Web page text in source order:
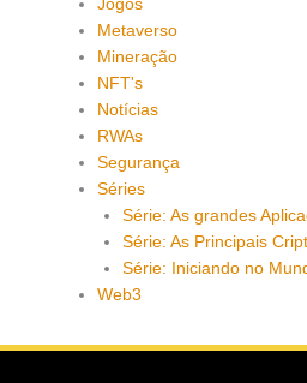
Jogos
Metaverso
Mineração
NFT's
Notícias
RWAs
Segurança
Séries
Série: As grandes
Série: As Principais
Série: Iniciando no
Web3